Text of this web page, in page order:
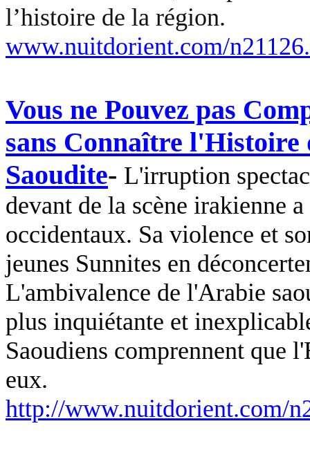
l’histoire de la région.
www.nuitdorient.com/
Vous ne Pouvez pas
sans Connaître
Saoudite- L'irruption
devant de la scène irakienne
occidentaux. Sa violence et
jeunes Sunnites en
L'ambivalence de l'Arabie
plus inquiétante et
Saoudiens comprennent que
eux.
http://www.nuitdorient.com/